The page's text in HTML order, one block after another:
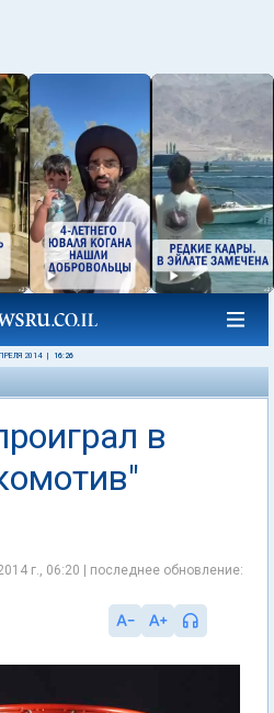
2014 16:26
в
г., 06:20 | последнее обновление: